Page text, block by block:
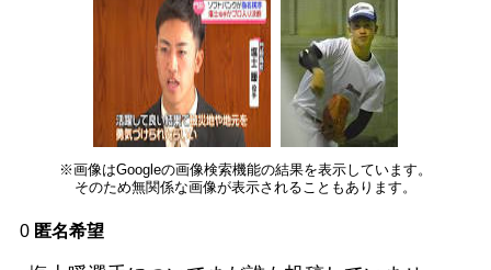
※画像はGoogleの画像検索機能の結果を表示しています。
そのため無関係な画像が表示されることもあります。
0 匿名希望